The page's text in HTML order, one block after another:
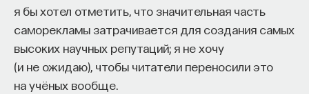
я бы хотел отметить, что значительная часть
саморекламы затрачивается для создания самых
высоких научных репутаций; я не хочу
(и не ожидаю), чтобы читатели переносили это
на учёных вообще.
Что такое партнёрский материал?